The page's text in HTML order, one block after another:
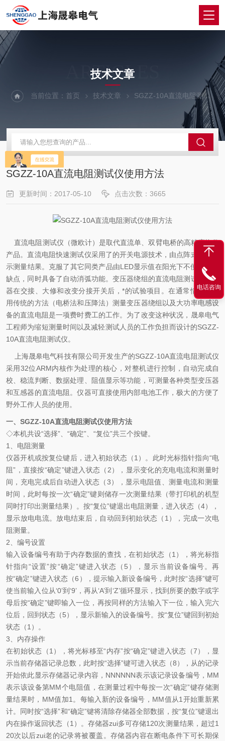
ARTICLES
技术文章
当前位置：首页 技术文章 SGZZ-10A直流电阻测试仪使用方法
SGZZ-10A直流电阻测试仪使用方法
更新时间：2017-05-10 点击次数：3665
直流电阻测试仪（微欧计）是取代直流单、双臂电桥的高精度换代
产品。直流电阻快速测试仪采用了的开关电源技术，由点阵式液晶显
示测量结果。克服了其它同类产品由LED显示值在阳光下不便读数的
缺点，同时具备了自动消弧功能。变压器绕组的直流电阻测试是变压
器在交接、大修和改变分接开关后，*的试验项目。在通常情况下，
用传统的方法（电桥法和压降法）测量变压器绕组以及大功率电感设
备的直流电阻是一项费时费工的工作。为了改变这种状况，晟皋电气
工程师为缩短测量时间以及减轻测试人员的工作负担而设计的SGZZ-
10A直流电阻测试仪。
上海晟皋电气科技有限公司开发生产的SGZZ-10A直流电阻测试仪
采用32位ARM内核作为处理的核心，对整机进行控制，自动完成自
校、稳流判断、数据处理、阻值显示等功能，可测量各种类型变压器
和互感器的直流电阻。仪器可直接使用内部电池工作，极大的方便了
野外工作人员的使用。
一、SGZZ-10A直流电阻测试仪使用方法
◇本机共设“选择”、“确定”、“复位”共三个按键。
1、电阻测量
仪器开机或按复位键后，进入初始状态（1）。此时光标指针指向“电
阻”，直接按“确定”键进入状态（2），显示变化的充电电流和测量时
间，充电完成后自动进入状态（3），显示电阻值、测量电流和测量
时间，此时每按一次“确定”键则储存一次测量结果（带打印机的机型
同时打印出测量结果）。按“复位”键退出电阻测量，进入状态（4），
显示放电电流。放电结束后，自动回到初始状态（1），完成一次电
阻测量。
2、编号设置
输入设备编号有助于内存数据的查找，在初始状态（1），将光标指
针指向“设置”按“确定”键进入状态（5），显示当前设备编号。再
按“确定”键进入状态（6），提示输入新设备编号，此时按“选择”键可
使当前输入位从‘0’到‘9’，再从‘A’到‘Z’循环显示，找到所要的数字或字
母后按“确定”键即输入一位，再按同样的方法输入下一位，输入完六
位后，回到状态（5），显示新输入的设备编号。按“复位”键回到初始
状态（1）。
3、内存操作
在初始状态（1），将光标移至“内存”按“确定”键进入状态（7），显
示当前存储器记录总数，此时按“选择”键可进入状态（8），从的记录
开始依此显示存储器记录内容，NNNNNN表示该记录设备编号，MM
表示该设备第MM个电阻值，在测量过程中每按一次“确定”键存储测
量结果时，MM值加1。每输入新的设备编号，MM值从1开始重新累
计。同时按“选择”和“确定”键将清除存储器全部数据，按“复位”键退出
内在操作返回状态（1）。存储器zui多可存储120次测量结果，超过1
20次以后zui老的记录将被覆盖。存储器内容在断电条件下可长期保
电话咨询